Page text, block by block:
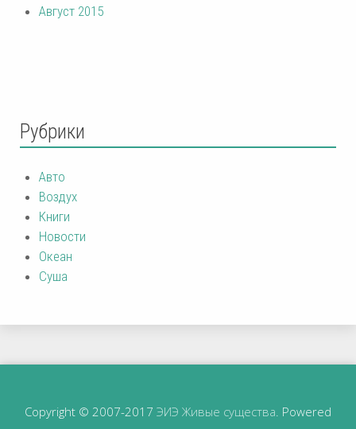
Август 2015
Рубрики
Авто
Воздух
Книги
Новости
Океан
Суша
Copyright © 2007-2017 ЭИЭ Живые существа . Powered